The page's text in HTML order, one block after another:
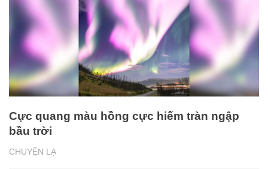
CHUYỆN LẠ
Cực quang màu hồng cực hiếm tràn ngập
bầu trời